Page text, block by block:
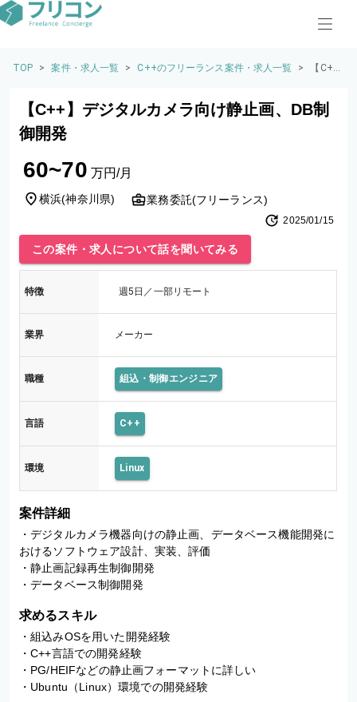
TOP > 案件・求人一覧 > C++のフリーランス案件・求人一覧 >
【C+
カメラ
【C++】デジタルカメラ向け静止画、DB制
御開発
60~70 万円/月
横浜(神奈川県) 業務委託(フリーランス)
2025/01/15
この案件・求人について話を聞いてみる
特徴 週5日／一部リモート
業界 メーカー
職種 組込・制御エンジニア
言語 C++
環境 Linux
案件詳細
・デジタルカメラ機器向けの静止画、データベース機能開発に
おけるソフトウェア設計、実装、評価
・静止画記録再生制御開発
・データベース制御開発
求めるスキル
・組込みOSを用いた開発経験
・C++言語での開発経験
・PG/HEIFなどの静止画フォーマットに詳しい
・Ubuntu（Linux）環境での開発経験